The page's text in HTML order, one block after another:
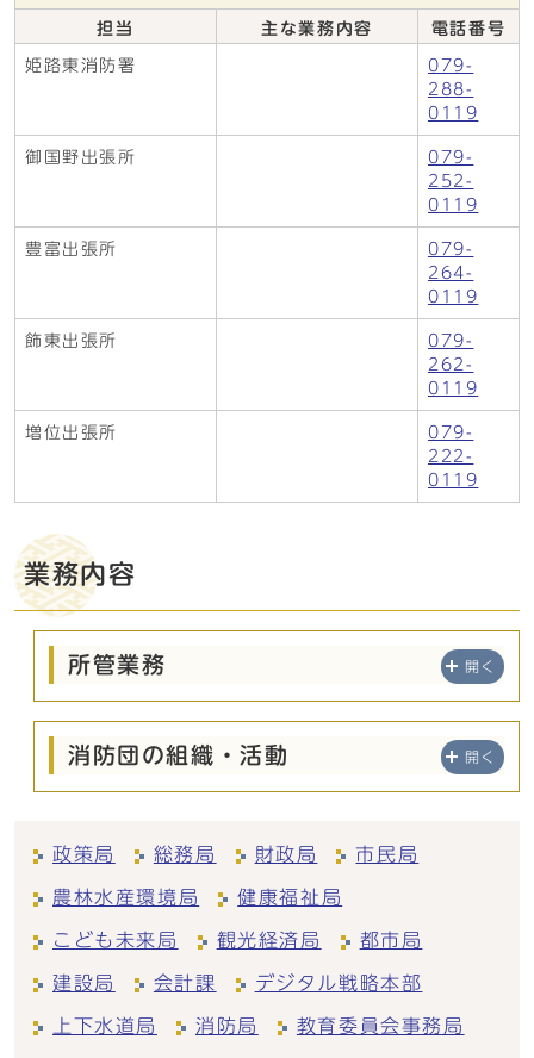
担当 主な業務内容 電話番号
姫路東消防署
079-
288-
0119
御国野出張所
079-
252-
0119
豊富出張所
079-
264-
0119
飾東出張所
079-
262-
0119
増位出張所
079-
222-
0119
業務内容
所管業務 開く
消防団の組織・活動 開く
政策局 総務局 財政局 市民局
農林水産環境局 健康福祉局
こども未来局 観光経済局 都市局
建設局 会計課 デジタル戦略本部
上下水道局 消防局 教育委員会事務局